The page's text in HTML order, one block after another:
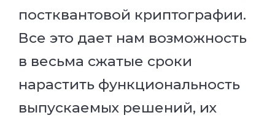
постквантовой криптографии.
Все это дает нам возможность
в весьма сжатые сроки
нарастить функциональность
выпускаемых решений, их